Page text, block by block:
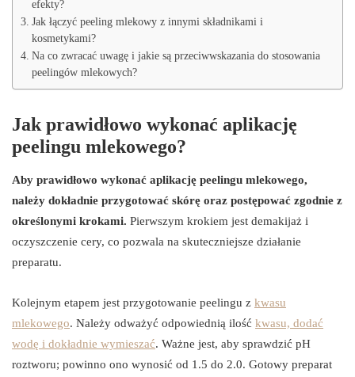
efekty?
Jak łączyć peeling mlekowy z innymi składnikami i
kosmetykami?
Na co zwracać uwagę i jakie są przeciwwskazania do stosowania
peelingów mlekowych?
Jak prawidłowo wykonać aplikację
peelingu mlekowego?
Aby prawidłowo wykonać aplikację peelingu mlekowego,
należy dokładnie przygotować skórę oraz postępować zgodnie z
określonymi krokami. Pierwszym krokiem jest demakijaż i
oczyszczenie cery, co pozwala na skuteczniejsze działanie
preparatu.
Kolejnym etapem jest przygotowanie peelingu z kwasu
mlekowego. Należy odważyć odpowiednią ilość kwasu, dodać
wodę i dokładnie wymieszać. Ważne jest, aby sprawdzić pH
roztworu; powinno ono wynosić od 1.5 do 2.0. Gotowy preparat